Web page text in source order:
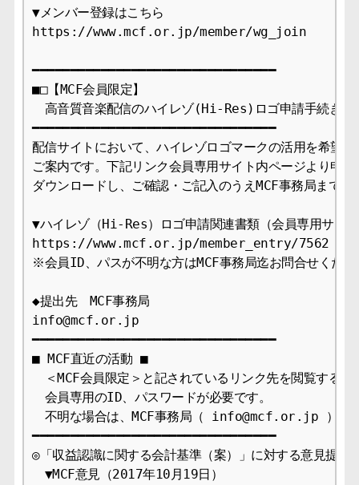
▼メンバー登録はこちら
https://www.mcf.or.jp/member/wg_join
━━━━━━━━━━━━━━━━━━━━━━━━━━━━━━━━
■□【MCF会員限定】
高音質音楽配信のハイレゾ(Hi-Res)ロゴ申請手続き
━━━━━━━━━━━━━━━━━━━━━━━━━━━━━━━━
配信サイトにおいて、ハイレゾロゴマークの活用を希望
ご案内です。下記リンク会員専用サイト内ページより申
ダウンロードし、ご確認・ご記入のうえMCF事務局までご
▼ハイレゾ（Hi-Res）ロゴ申請関連書類（会員専用サイ
https://www.mcf.or.jp/member_entry/7562
※会員ID、パスが不明な方はMCF事務局迄お問合せくださ
◆提出先　MCF事務局
info@mcf.or.jp
━━━━━━━━━━━━━━━━━━━━━━━━━━━━━━━━
■ MCF直近の活動 ■
＜MCF会員限定＞と記されているリンク先を閲覧するに
会員専用のID、パスワードが必要です。
不明な場合は、MCF事務局（ info@mcf.or.jp ）まで
━━━━━━━━━━━━━━━━━━━━━━━━━━━━━━━━
◎「収益認識に関する会計基準（案）」に対する意見提出
▼MCF意見（2017年10月19日）